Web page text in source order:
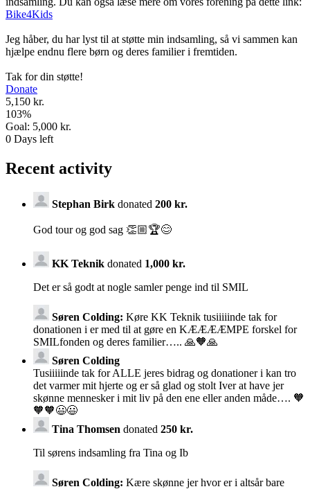
Bike4Kids
Jeg håber, du har lyst til at støtte min indsamling, så vi sammen kan
hjælpe endnu flere børn og deres familier i fremtiden.
Tak for din støtte!
Donate
5,150 kr.
103%
Goal: 5,000 kr.
0 Days left
Recent activity
Stephan Birk donated 200 kr.
God tour og god sag 👏🏼🏆😊
KK Teknik donated 1,000 kr.
Det er så godt at nogle samler penge ind til SMIL
Søren Colding: Køre KK Teknik tusiiiiinde tak for
donationen i er med til at gøre en KÆÆÆÆMPE forskel for
SMILfonden og deres familier….. 🙏🧡🙏
Søren Colding
Tusiiiiinde tak for ALLE jeres bidrag og donationer i kan tro
det varmer mit hjerte og er så glad og stolt Iver at have jer
skønne mennesker i mit liv på den ene eller anden måde…. 🧡
🧡🧡😃😃
Tina Thomsen donated 250 kr.
Til sørens indsamling fra Tina og Ib
Søren Colding: Kære skønne jer hvor er i altsår bare